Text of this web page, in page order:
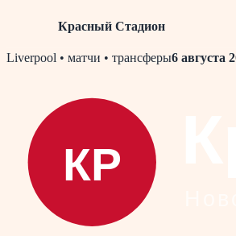
Красный Стадион
Skip
Liverpool • матчи • трансферы6 августа